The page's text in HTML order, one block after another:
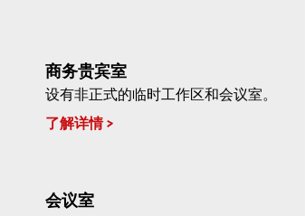
商务贵宾室
设有非正式的临时工作区和会议室。
了解详情
会议室